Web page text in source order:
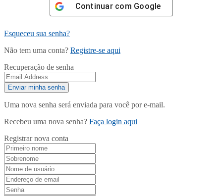
Continuar com Google
Esqueceu sua senha?
Não tem uma conta? Registre-se aqui
Recuperação de senha
Uma nova senha será enviada para você por e-mail.
Recebeu uma nova senha? Faça login aqui
Registrar nova conta